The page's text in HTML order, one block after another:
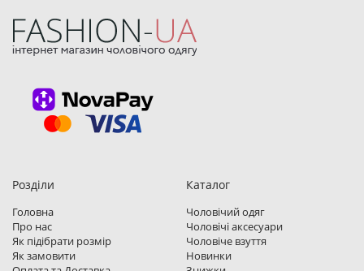
Розділи
Головна
Про нас
Як підібрати розмір
Як замовити
Каталог
Чоловічий одяг
Чоловічі аксесуари
Чоловіче взуття
Новинки